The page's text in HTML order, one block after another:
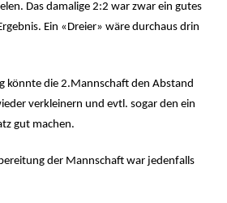
Das damalige 2:2 war zwar ein gutes
Ein «Dreier» wäre durchaus drin
könnte die 2.Mannschaft den Abstand
verkleinern und evtl. sogar den ein
gut machen.
der Mannschaft war jedenfalls